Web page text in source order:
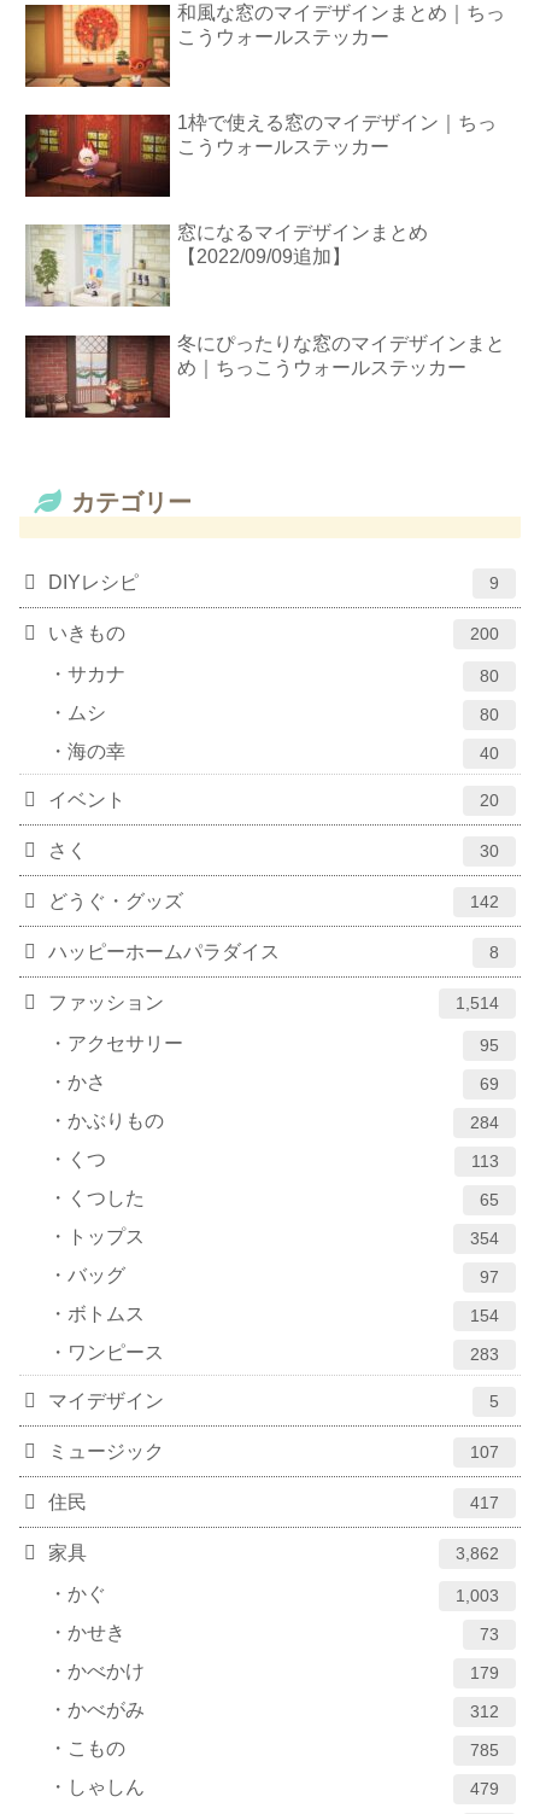
和風な窓のマイデザインまとめ｜ちっ
こうウォールステッカー
1枠で使える窓のマイデザイン｜ちっ
こうウォールステッカー
窓になるマイデザインまとめ
【2022/09/09追加】
冬にぴったりな窓のマイデザインまと
め｜ちっこうウォールステッカー
カテゴリー
DIYレシピ 9
いきもの 200
サカナ 80
ムシ 80
海の幸 40
イベント 20
さく 30
どうぐ・グッズ 142
ハッピーホームパラダイス 8
ファッション 1,514
アクセサリー 95
かさ 69
かぶりもの 284
くつ 113
くつした 65
トップス 354
バッグ 97
ボトムス 154
ワンピース 283
マイデザイン 5
ミュージック 107
住民 417
家具 3,862
かぐ 1,003
かせき 73
かべかけ 179
かべがみ 312
こもの 785
しゃしん 479